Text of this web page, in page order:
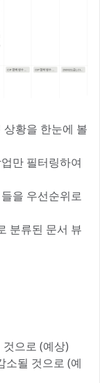
황을 한눈에 볼
만 필터링하여
을 우선순위로
분류된 문서 뷰
으로 (예상)
소될 것으로 (예